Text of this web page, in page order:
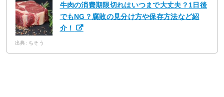
牛肉の消費期限切れはいつまで大丈夫？1日後
でもNG？腐敗の見分け方や保存方法など紹
介！
出典: ちそう